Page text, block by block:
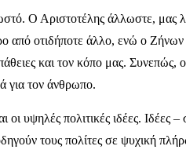
Ο Αριστοτέλης άλλωστε, μας
από οτιδήποτε άλλο, ενώ ο Ζήνων
και τον κόπο μας. Συνεπώς, ο
για τον άνθρωπο.
υψηλές πολιτικές ιδέες. Ιδέες –
τους πολίτες σε ψυχική